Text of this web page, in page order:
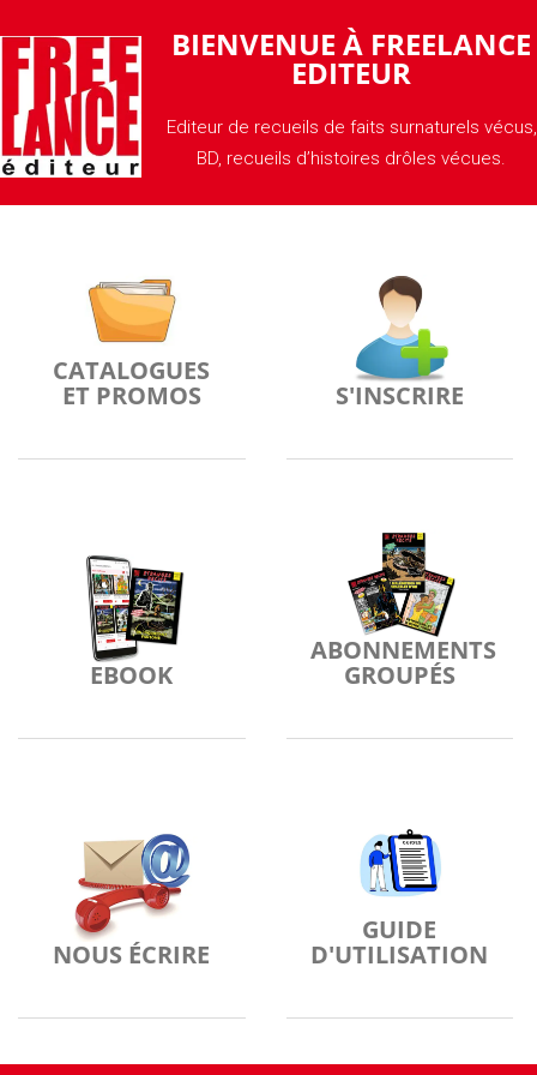
BIENVENUE À FREELANCE
EDITEUR
Editeur de recueils de faits surnaturels vécus,
BD, recueils d’histoires drôles vécues.
CATALOGUES
ET PROMOS S'INSCRIRE
EBOOK
ABONNEMENTS
GROUPÉS
NOUS ÉCRIRE
GUIDE
D'UTILISATION